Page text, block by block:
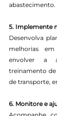
abastecimento.
5. Implemente
Desenvolva
melhorias
envolver a
treinamento de
de transporte,
6. Monitore e